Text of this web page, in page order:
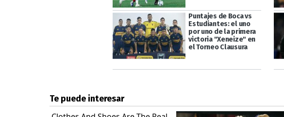
Puntajes de Boca vs
Estudiantes: el uno
por uno de la primera
victoria "Xeneize" en
el Torneo Clausura